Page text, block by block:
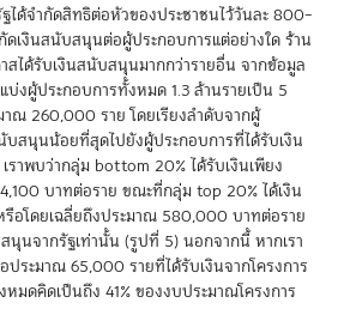
ฐได้จำกัดสิทธิต่อหัวของประชาชนไว้วันละ 800–
เงินสนับสนุนต่อผู้ประกอบการแต่อย่างใด ร้าน
สได้รับเงินสนับสนุนมากกว่ารายอื่น จากข้อมูล
บ่งผู้ประกอบการทั้งหมด 1.3 ล้านรายเป็น 5
าณ 260,000 ราย โดยเรียงลำดับจากผู้
บสนุนน้อยที่สุดไปยังผู้ประกอบการที่ได้รับเงิน
าพบว่ากลุ่ม bottom 20% ได้รับเงินเพียง
บาทต่อราย ขณะที่กลุ่ม top 20% ได้เงิน
อโดยเฉลี่ยถึงประมาณ 580,000 บาทต่อราย
นุนจากรัฐเท่านั้น (รูปที่ 5) นอกจากนี้ หากเรา
ประมาณ 65,000 รายที่ได้รับเงินจากโครงการ
มดคิดเป็นถึง 41% ของงบประมาณโครงการ